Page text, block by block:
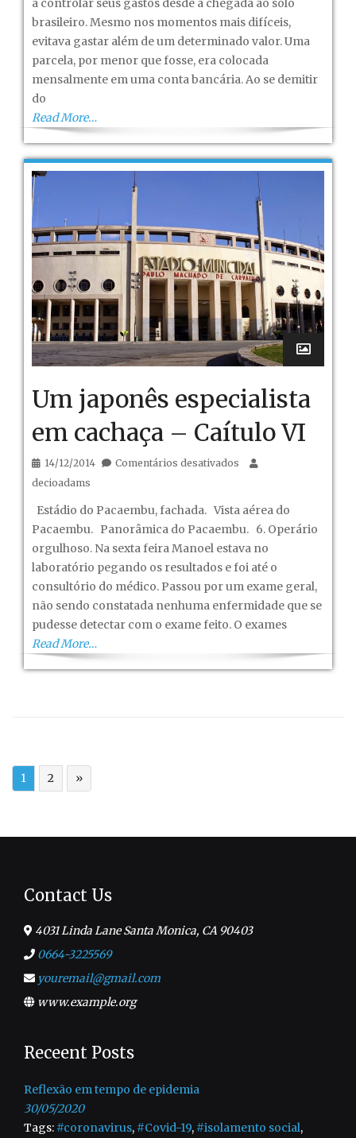
a controlar seus gastos desde a chegada ao solo
brasileiro. Mesmo nos momentos mais difíceis,
evitava gastar além de um determinado valor. Uma
parcela, por menor que fosse, era colocada
mensalmente em uma conta bancária. Ao se demitir
do
Read More…
Um japonês especialista
em cachaça – Caítulo VI
14/12/2014 Comentários desativados em
decioadams
Estádio do Pacaembu, fachada. Vista aérea do
Pacaembu. Panorâmica do Pacaembu. 6. Operário
orgulhoso. Na sexta feira Manoel estava no
laboratório pegando os resultados e foi até o
consultório do médico. Passou por um exame geral,
não sendo constatada nenhuma enfermidade que se
pudesse detectar com o exame feito. O exames
Read More…
1 2 »
Contact Us
4031 Linda Lane Santa Monica, CA 90403
0664-3225569
youremail@gmail.com
www.example.org
Receent Posts
Reflexão em tempo de epidemia
30/05/2020
Tags: #coronavirus, #Covid-19, #isolamento social,